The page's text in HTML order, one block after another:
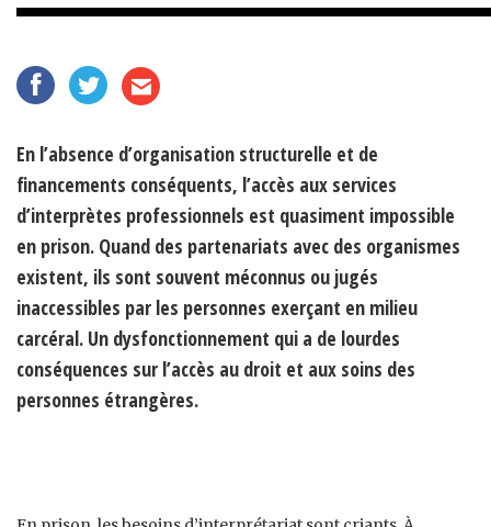
En l’absence d’organisation structurelle et de
financements conséquents, l’accès aux services
d’interprètes professionnels est quasiment impossible
en prison. Quand des partenariats avec des organismes
existent, ils sont souvent méconnus ou jugés
inaccessibles par les personnes exerçant en milieu
carcéral. Un dysfonctionnement qui a de lourdes
conséquences sur l’accès au droit et aux soins des
personnes étrangères.